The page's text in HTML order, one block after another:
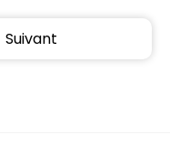
Suivant